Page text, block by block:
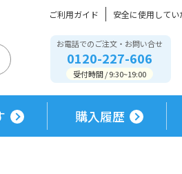
ご利用ガイド 安全に使用してい
お電話でのご注文・お問い合せ
0120-227-606
受付時間 / 9:30~19:00
購入履歴